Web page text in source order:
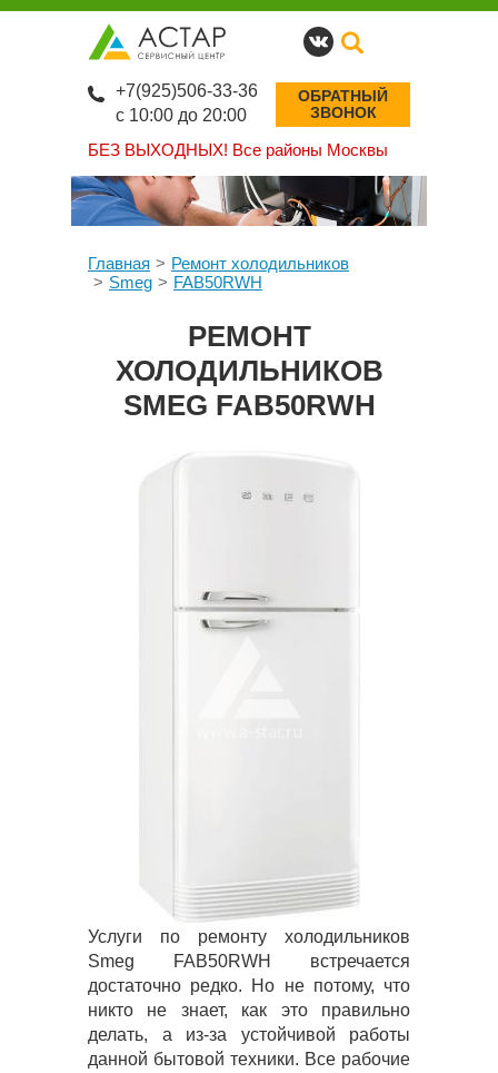
БЕЗ ВЫХОДНЫХ! Все районы Москвы
+7(925)506-33-36
с 10:00 до 20:00
ОБРАТНЫЙ
ЗВОНОК
Главная
Ремонт холодильников
Smeg
FAB50RWH
РЕМОНТ
ХОЛОДИЛЬНИКОВ
SMEG FAB50RWH
Услуги по ремонту холодильников
Smeg FAB50RWH встречается
достаточно редко. Но не потому, что
никто не знает, как это правильно
делать, а из-за устойчивой работы
данной бытовой техники. Все рабочие